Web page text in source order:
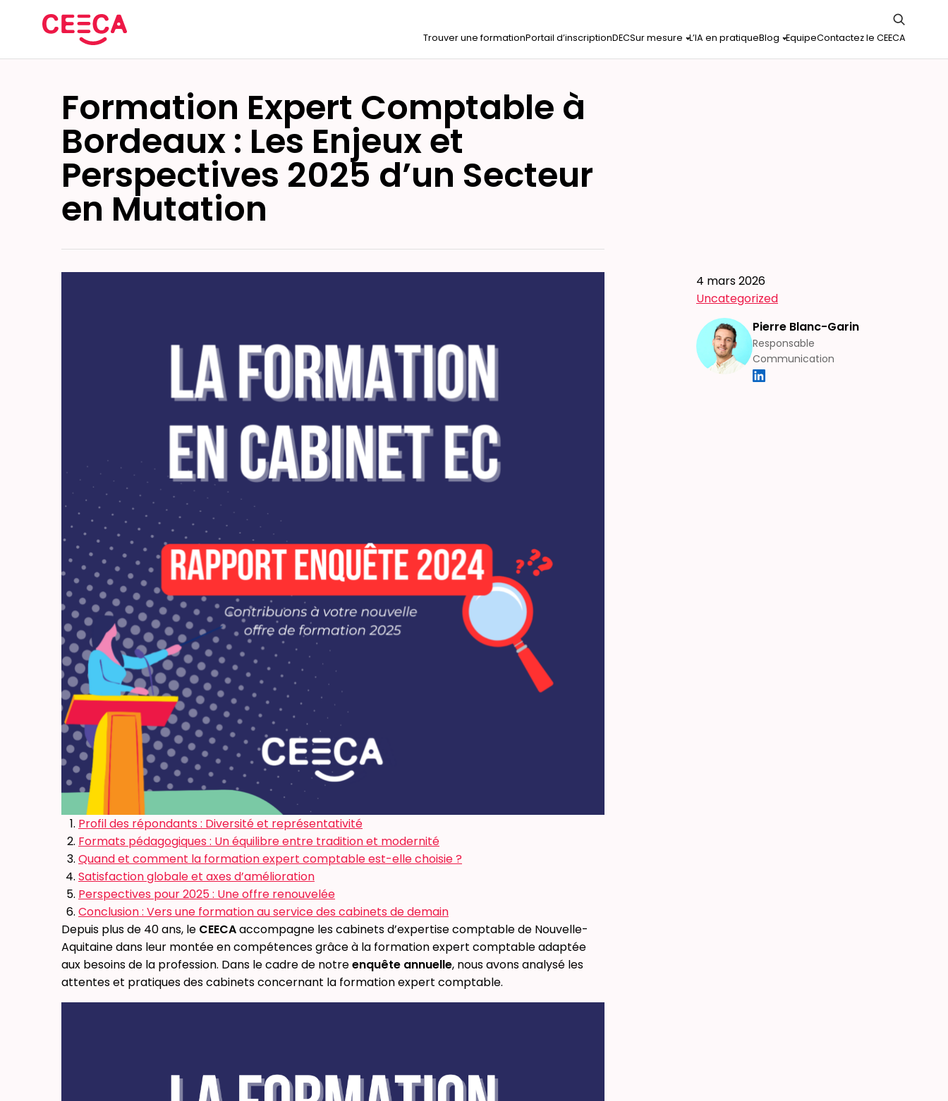
Trouver une formationPortail d’inscriptionDECSur mesure L’IA en pratiqueBlog EquipeContactez le CEECA
Formation Expert Comptable à
Bordeaux : Les Enjeux et
Perspectives 2025 d’un Secteur
en Mutation
Profil des répondants : Diversité et représentativité
Formats pédagogiques : Un équilibre entre tradition et modernité
Quand et comment la formation expert comptable est-elle choisie ?
Satisfaction globale et axes d’amélioration
Perspectives pour 2025 : Une offre renouvelée
Conclusion : Vers une formation au service des cabinets de demain
Depuis plus de 40 ans, le CEECAaccompagne les cabinets d’expertise comptable de Nouvelle-
Aquitaine dans leur montée en compétences grâce à la formation expert comptable adaptée
aux besoins de la profession. Dans le cadre de notreenquête annuelle, nous avons analysé les
attentes et pratiques des cabinets concernant la formation expert comptable.
4 mars 2026
Uncategorized
Pierre Blanc-Garin
Responsable
Communication